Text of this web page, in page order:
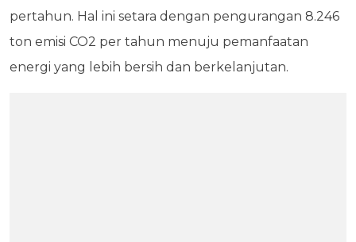
pertahun. Hal ini setara dengan pengurangan 8.246
ton emisi CO2 per tahun menuju pemanfaatan
energi yang lebih bersih dan berkelanjutan.